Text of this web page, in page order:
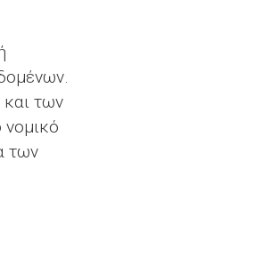
των
των